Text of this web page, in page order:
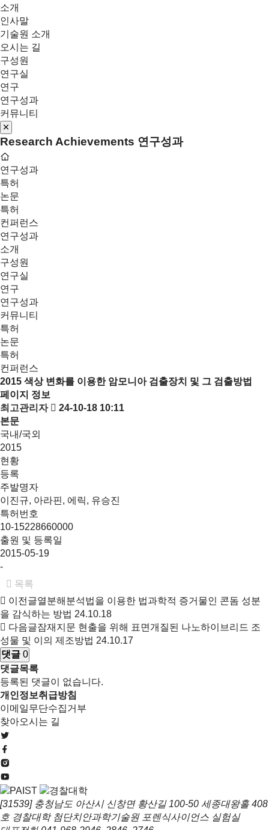
소개
인사말
기술원 소개
오시는 길
구성원
연구실
연구
연구성과
커뮤니티
Research Achievements 연구성과
연구성과
특허
논문
특허
컨퍼런스
연구성과
소개
구성원
연구실
연구
연구성과
커뮤니티
특허
논문
특허
컨퍼런스
2015 색상 변화를 이용한 암모니아 검출장치 및 그 검출방법
페이지 정보
최고관리자
24-10-18 10:11
본문
국내/국외
2015
현황
등록
주발명자
이진규, 아라핀, 에릭, 유승진
특허번호
10-15228660000
출원 및 등록일
2015-05-19
-
목록
이전글열분해분석법을 이용한 법과학적 증거물인 콘돔 성분
을 감식하는 방법 24.10.18
다음글잠재지문 현출을 위해 표면개질된 나노하이브리드 조
성물 및 이의 제조방법 24.10.17
댓글 0
댓글목록
등록된 댓글이 없습니다.
개인정보취급방침
이메일무단수집거부
찾아오시는 길
[31539] 충청남도 아산시 신창면 황산길 100-50 세종대왕홀 408
호 경찰대학 첨단치안과학기술원 포렌식사이언스 실험실